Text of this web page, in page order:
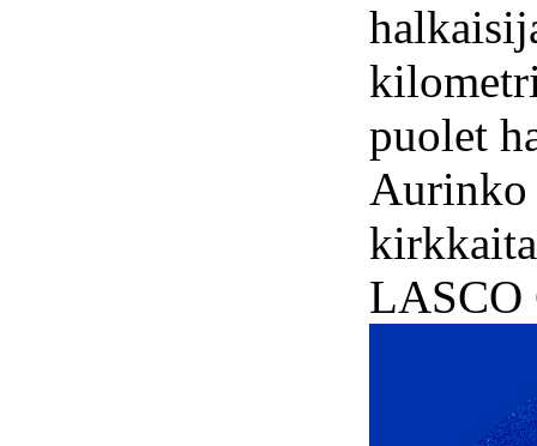
puolet
Aurinko
LASCO